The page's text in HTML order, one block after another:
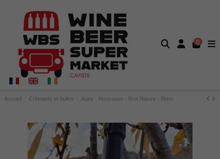
0
Accueil Crémants et bulles Aupy - Mousseux - Brut Nature - Blanc